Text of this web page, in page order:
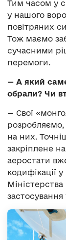
Тим часом у
у нашого
повітряних
Тож маємо
сучасними
перемоги.
— А який
обрали? Чи
— Свої
на них.
закріплене
аеростати
кодифікації